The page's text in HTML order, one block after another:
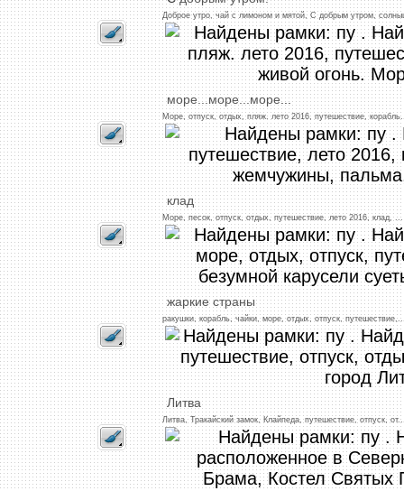
Доброе утро, чай слимоном имятой, С добрым утром,
море...море...море...
Море, отпуск, отдых, пляж. лето 2016, путешествие, корабль
клад
Море, песок, отпуск, отдых, путешествие, лето 2016, клад, ...
жаркие страны
ракушки, корабль, чайки, море, отдых, отпуск, путешествие,
Литва
Литва, Тракайский замок, Клайпеда, путешествие, отпуск, от